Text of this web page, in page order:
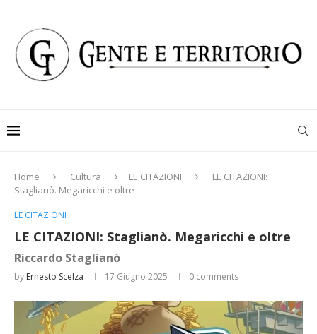
Home Cultura LE CITAZIONI
LE CITAZIONI:
Staglianò. Megaricchi e oltre
LE CITAZIONI
LE CITAZIONI: Staglianò. Megaricchi e oltre
Riccardo Staglianò
by Ernesto Scelza 17 Giugno 2025 0 comments